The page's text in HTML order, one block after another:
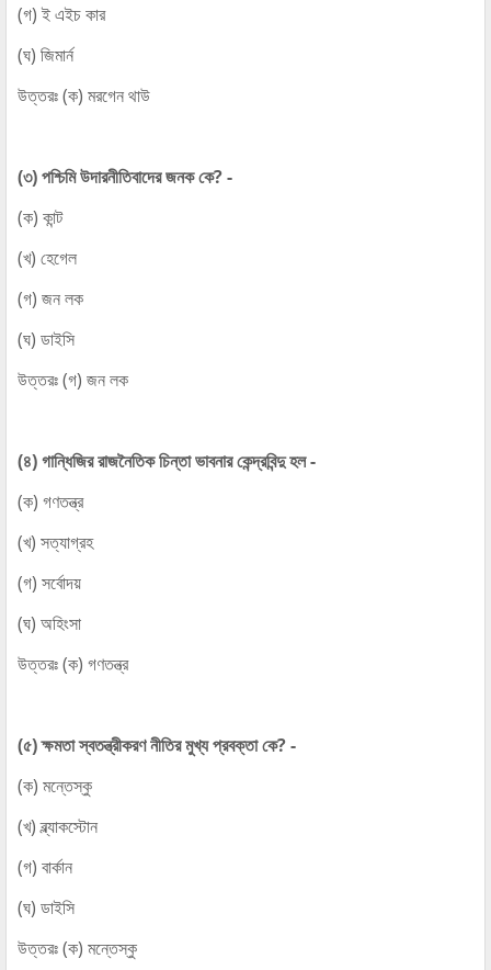
(গ) ই এইচ কার
(ঘ) জিমার্ন
উত্তরঃ (ক) মরগেন থাউ
(৩) পশ্চিমি উদারনীতিবাদের জনক কে? -
(ক) কান্ট
(খ) হেগেল
(গ) জন লক
(ঘ) ডাইসি
উত্তরঃ (গ) জন লক
(৪) গান্ধিজির রাজনৈতিক চিন্তা ভাবনার কেন্দ্রবিন্দু হল -
(ক) গণতন্ত্র
(খ) সত্যাগ্রহ
(গ) সর্বোদয়
(ঘ) অহিংসা
উত্তরঃ (ক) গণতন্ত্র
(৫) ক্ষমতা স্বতন্ত্রীকরণ নীতির মুখ্য প্রবক্তা কে? -
(ক) মন্তেস্কু
(খ) ব্ল্যাকস্টোন
(গ) বার্কান
(ঘ) ডাইসি
উত্তরঃ (ক) মন্তেস্কু